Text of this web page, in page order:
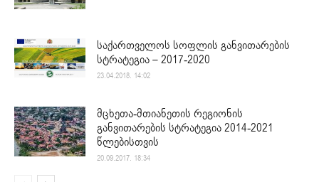
საქართველოს სოფლის განვითარების
სტრატეგია – 2017-2020
23.04.2018. 14:02
მცხეთა-მთიანეთის რეგიონის
განვითარების სტრატეგია 2014-2021
წლებისთვის
20.09.2017. 18:34